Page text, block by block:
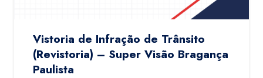
Vistoria de Infração de Trânsito
(Revistoria) – Super Visão Bragança
Paulista